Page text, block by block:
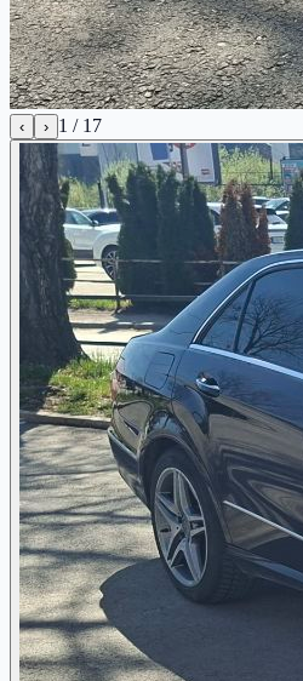
‹ › 1 / 17